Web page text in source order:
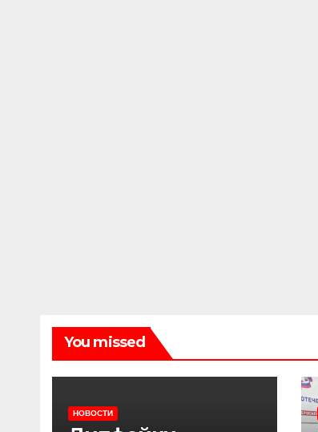
You missed
НОВОСТИ